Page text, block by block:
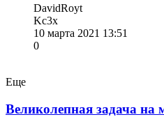
DavidRoyt
Kc3x
10 марта 2021 13:51
0
Еще
Великолепная задача на